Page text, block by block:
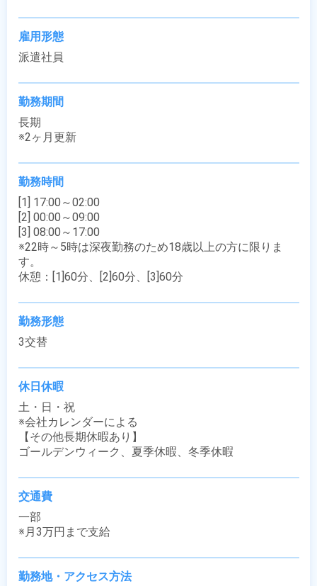
雇用形態
派遣社員
勤務期間
長期
※2ヶ月更新
勤務時間
[1] 17:00～02:00
[2] 00:00～09:00
[3] 08:00～17:00
※22時～5時は深夜勤務のため18歳以上の方に限りま
す。
休憩：[1]60分、[2]60分、[3]60分
勤務形態
3交替
休日休暇
土・日・祝
※会社カレンダーによる
【その他長期休暇あり】
ゴールデンウィーク、夏季休暇、冬季休暇
交通費
一部
※月3万円まで支給
勤務地・アクセス方法